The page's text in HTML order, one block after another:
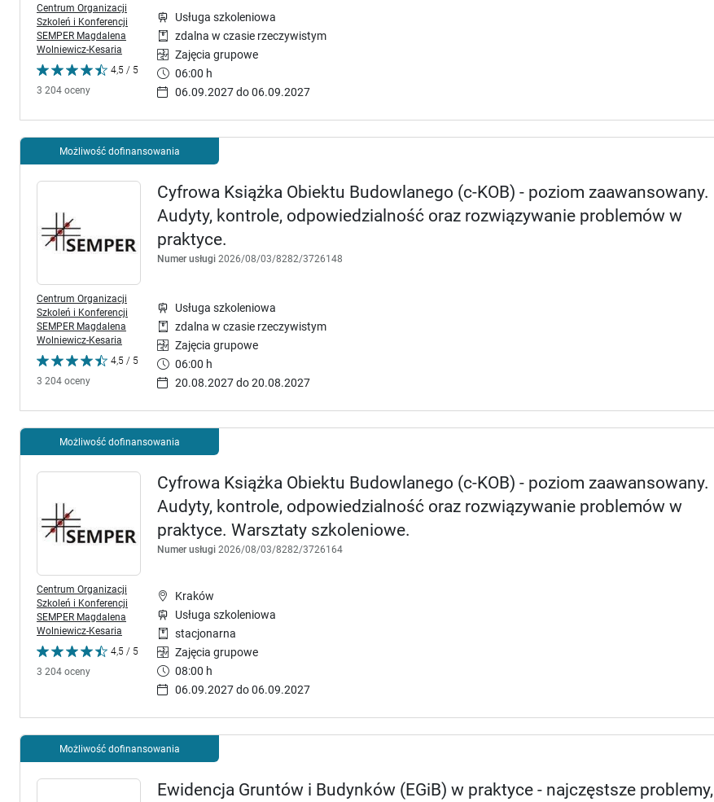
Centrum Organizacji
Szkoleń i Konferencji
SEMPER Magdalena
Wolniewicz-Kesaria
4,5 / 5
3 204 oceny
Usługa szkoleniowa
zdalna w czasie rzeczywistym
Zajęcia grupowe
06:00 h
06.09.2027 do 06.09.2027
Możliwość dofinansowania
Cyfrowa Książka Obiektu Budowlanego (c-KOB) - poziom zaawansowany.
Audyty, kontrole, odpowiedzialność oraz rozwiązywanie problemów w
praktyce.
Numer usługi 2026/08/03/8282/3726148
Centrum Organizacji
Szkoleń i Konferencji
SEMPER Magdalena
Wolniewicz-Kesaria
4,5 / 5
3 204 oceny
Usługa szkoleniowa
zdalna w czasie rzeczywistym
Zajęcia grupowe
06:00 h
20.08.2027 do 20.08.2027
Możliwość dofinansowania
Cyfrowa Książka Obiektu Budowlanego (c-KOB) - poziom zaawansowany.
Audyty, kontrole, odpowiedzialność oraz rozwiązywanie problemów w
praktyce. Warsztaty szkoleniowe.
Numer usługi 2026/08/03/8282/3726164
Centrum Organizacji
Szkoleń i Konferencji
SEMPER Magdalena
Wolniewicz-Kesaria
4,5 / 5
3 204 oceny
Kraków
Usługa szkoleniowa
stacjonarna
Zajęcia grupowe
08:00 h
06.09.2027 do 06.09.2027
Możliwość dofinansowania
Ewidencja Gruntów i Budynków (EGiB) w praktyce - najczęstsze problemy,